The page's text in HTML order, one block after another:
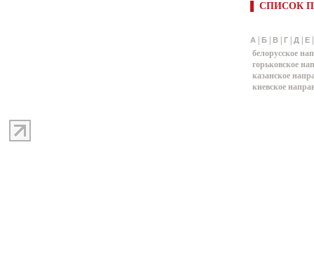
СПИСОК
А Б В Г Д Е
белорусское
горьковское
казанское
киевское